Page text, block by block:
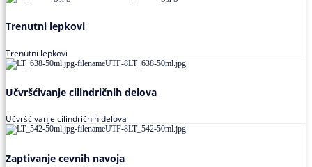
Trenutni lepkovi
Trenutni lepkovi
Učvršćivanje cilindričnih delova
Učvršćivanje cilindričnih delova
Zaptivanje cevnih navoja